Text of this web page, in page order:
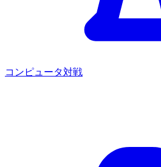
コンピュータ対戦